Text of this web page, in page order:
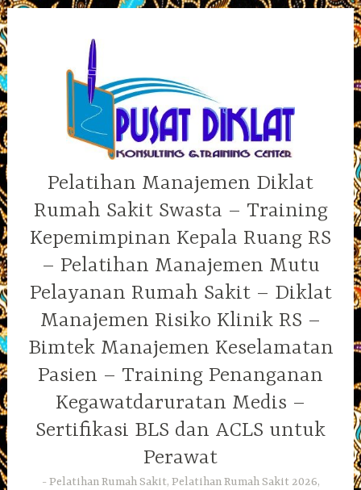
Skip
to
content
Pelatihan Manajemen Diklat
Rumah Sakit Swasta – Training
Kepemimpinan Kepala Ruang RS
– Pelatihan Manajemen Mutu
Pelayanan Rumah Sakit – Diklat
Manajemen Risiko Klinik RS –
Bimtek Manajemen Keselamatan
Pasien – Training Penanganan
Kegawatdaruratan Medis –
Sertifikasi BLS dan ACLS untuk
Perawat
Pelatihan Rumah Sakit, Pelatihan Rumah Sakit 2026,